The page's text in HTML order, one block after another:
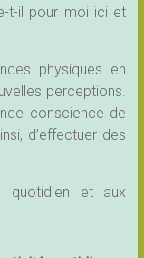
t-il pour moi ici et
physiques en
perceptions.
conscience de
d’effectuer des
quotidien et aux